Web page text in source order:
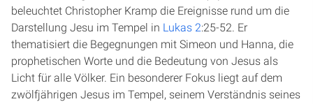
beleuchtet Christopher Kramp die Ereignisse rund um die
Darstellung Jesu im Tempel in Lukas 2:25-52. Er
thematisiert die Begegnungen mit Simeon und Hanna, die
prophetischen Worte und die Bedeutung von Jesus als
Licht für alle Völker. Ein besonderer Fokus liegt auf dem
zwölfjährigen Jesus im Tempel, seinem Verständnis seines